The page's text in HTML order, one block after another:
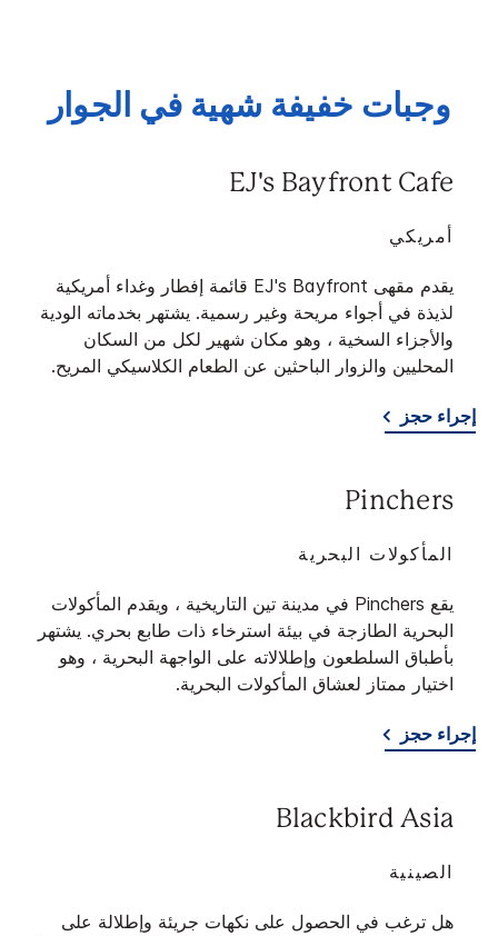
وجبات خفيفة شهية في الجوار
EJ's Bayfront Cafe
أمريكي
يقدم مقهى EJ's Bayfront قائمة إفطار وغداء أمريكية
لذيذة في أجواء مريحة وغير رسمية. يشتهر بخدماته الودية
والأجزاء السخية ، وهو مكان شهير لكل من السكان
المحليين والزوار الباحثين عن الطعام الكلاسيكي المريح.
إجراء حجز
Pinchers
المأكولات البحرية
يقع Pinchers في مدينة تين التاريخية ، ويقدم المأكولات
البحرية الطازجة في بيئة استرخاء ذات طابع بحري. يشتهر
بأطباق السلطعون وإطلالاته على الواجهة البحرية ، وهو
اختيار ممتاز لعشاق المأكولات البحرية.
إجراء حجز
Blackbird Asia
الصينية
هل ترغب في الحصول على نكهات جريئة وإطلالة على